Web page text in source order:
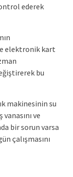
ederek
elektronik kart
bu
makinesinin su
ve
bir sorun varsa
çalışmasını